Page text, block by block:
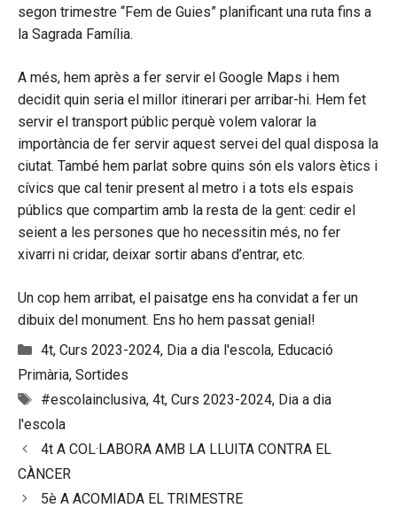
segon trimestre “Fem de Guies” planificant una ruta fins a
la Sagrada Família.
A més, hem après a fer servir el Google Maps i hem
decidit quin seria el millor itinerari per arribar-hi. Hem fet
servir el transport públic perquè volem valorar la
importància de fer servir aquest servei del qual disposa la
ciutat. També hem parlat sobre quins són els valors ètics i
cívics que cal tenir present al metro i a tots els espais
públics que compartim amb la resta de la gent: cedir el
seient a les persones que ho necessitin més, no fer
xivarri ni cridar, deixar sortir abans d’entrar, etc.
Un cop hem arribat, el paisatge ens ha convidat a fer un
dibuix del monument. Ens ho hem passat genial!
Categories
4t, Curs 2023-2024, Dia a dia l'escola, Educació
Primària, Sortides
Etiquetes
#escolainclusiva, 4t, Curs 2023-2024, Dia a dia
l'escola
4t A COL·LABORA AMB LA LLUITA CONTRA EL
CÀNCER
5è A ACOMIADA EL TRIMESTRE